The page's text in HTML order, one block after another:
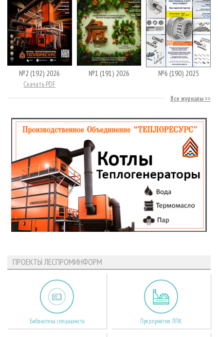
№2 (192) 2026
Скачать PDF
№1 (191) 2026 №6 (190) 2025
Все журналы
ПРОЕКТЫ ЛЕСПРОМИНФОРМ
Библиотека специалиста Предприятия ЛПК